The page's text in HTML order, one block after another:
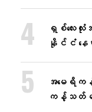
ရှစ်လေးလုံ
နိုင်ငံ န
အမေရိကန်
ကန့်သတ်